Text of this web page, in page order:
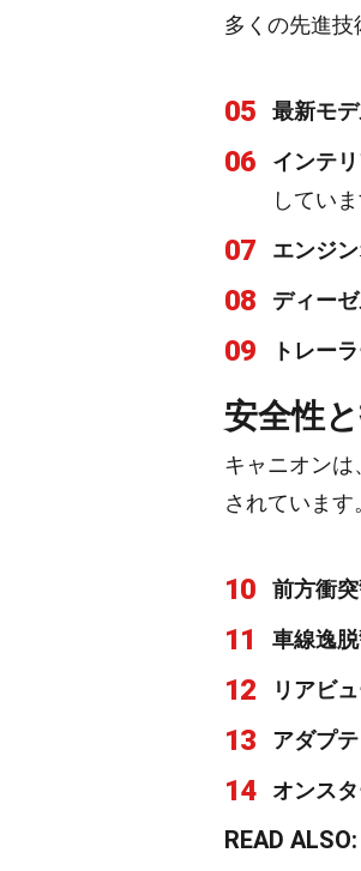
多くの先進技
05 最新モ
06 インテ
していま
07 エンジ
08 ディー
09 トレー
安全性
キャニオン
されています
10 前方衝
11 車線逸
12 リアビ
13 アダプ
14 オンス
READ ALSO: